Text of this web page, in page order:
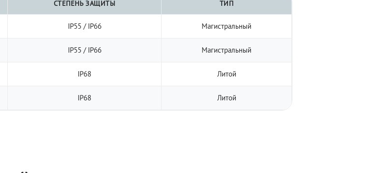
СТЕПЕНЬ ЗАЩИТЫ ТИП
IP55 / IP66 Магистральный
IP55 / IP66 Магистральный
IP68 Литой
IP68 Литой